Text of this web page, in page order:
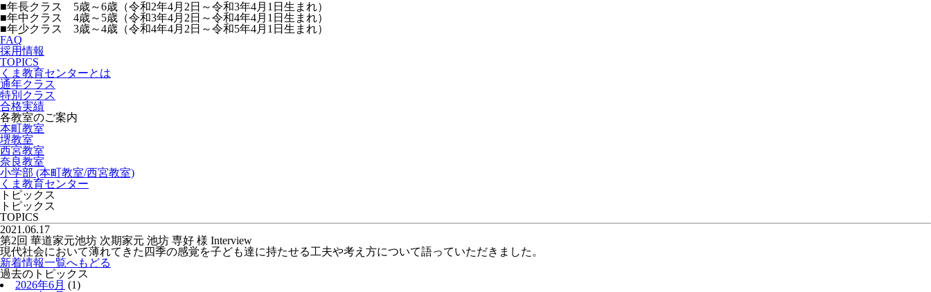
■年長クラス 5歳～6歳（令和2年4月2日～令和3年4月1日生まれ）
■年中クラス 4歳～5歳（令和3年4月2日～令和4年4月1日生まれ）
■年少クラス 3歳～4歳（令和4年4月2日～令和5年4月1日生まれ）
FAQ
採用情報
TOPICS
くま教育センターとは
通年クラス
特別クラス
合格実績
各教室のご案内
本町教室
堺教室
西宮教室
奈良教室
小学部 (本町教室/西宮教室)
くま教育センター
トピックス
トピックス
TOPICS
2021.06.17
第2回 華道家元池坊 次期家元 池坊 専好 様 Interview
現代社会において薄れてきた四季の感覚を子ども達に持たせる工夫や考え方について語っていただきました。
新着情報一覧へもどる
過去のトピックス
2026年6月 (1)